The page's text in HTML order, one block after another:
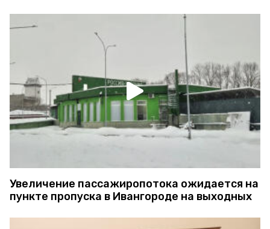
Увеличение пассажиропотока ожидается на
пункте пропуска в Ивангороде на выходных